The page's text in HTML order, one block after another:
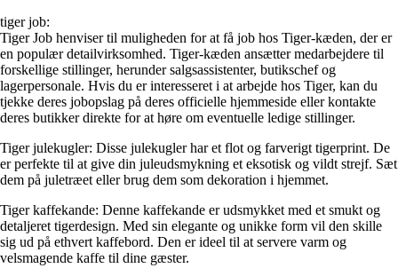
tiger job:
Tiger Job henviser til muligheden for at få job hos Tiger-kæden, der er
en populær detailvirksomhed. Tiger-kæden ansætter medarbejdere til
forskellige stillinger, herunder salgsassistenter, butikschef og
lagerpersonale. Hvis du er interesseret i at arbejde hos Tiger, kan du
tjekke deres jobopslag på deres officielle hjemmeside eller kontakte
deres butikker direkte for at høre om eventuelle ledige stillinger.
Tiger julekugler: Disse julekugler har et flot og farverigt tigerprint. De
er perfekte til at give din juleudsmykning et eksotisk og vildt strejf. Sæt
dem på juletræet eller brug dem som dekoration i hjemmet.
Tiger kaffekande: Denne kaffekande er udsmykket med et smukt og
detaljeret tigerdesign. Med sin elegante og unikke form vil den skille
sig ud på ethvert kaffebord. Den er ideel til at servere varm og
velsmagende kaffe til dine gæster.